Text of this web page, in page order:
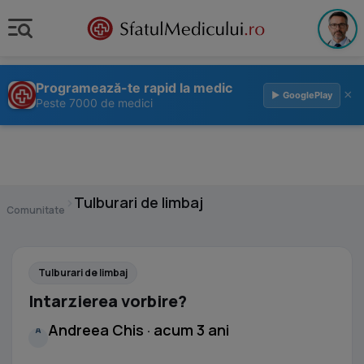
Programează-te rapid la medic
Peste 7000 de medici
▶ GooglePlay ×
Comunitate Tulburari de limbaj
Tulburari de limbaj
Intarzierea vorbire?
A Andreea Chis · acum 3 ani